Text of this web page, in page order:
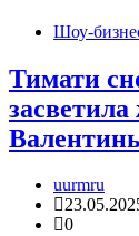
Шоу-
Тимати
uurmru
0